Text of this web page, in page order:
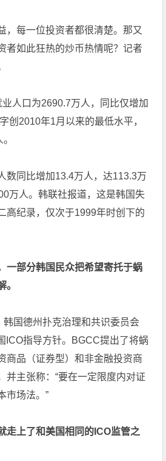
，每一位投资者都很清楚。那又
者如此狂热的炒币热情呢？记者
人口为2690.7万人，同比仅增加
创2010年1月以来的最低水平，
数同比增加13.4万人，达113.3万
万人。韩联社报道，这是韩国失
高纪录，仅次于1999年时创下的
一部分韩国民众把希望寄托于蜗
。
韩国德州扑克治理和共识委员会
ICO指导方针。BGCC提出了将蜗
商品（证券型）和非金融投资商
并主张称：“要在一定限度内对证
市场法。”
走上了和美国相同的ICO监管之